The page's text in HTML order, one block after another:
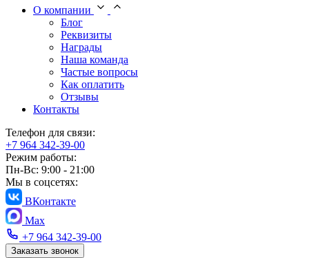
О компании
Блог
Реквизиты
Награды
Наша команда
Частые вопросы
Как оплатить
Отзывы
Контакты
Телефон для связи:
+7 964 342-39-00
Режим работы:
Пн-Вс: 9:00 - 21:00
Мы в соцсетях:
ВКонтакте
Max
+7 964 342-39-00
Заказать звонок